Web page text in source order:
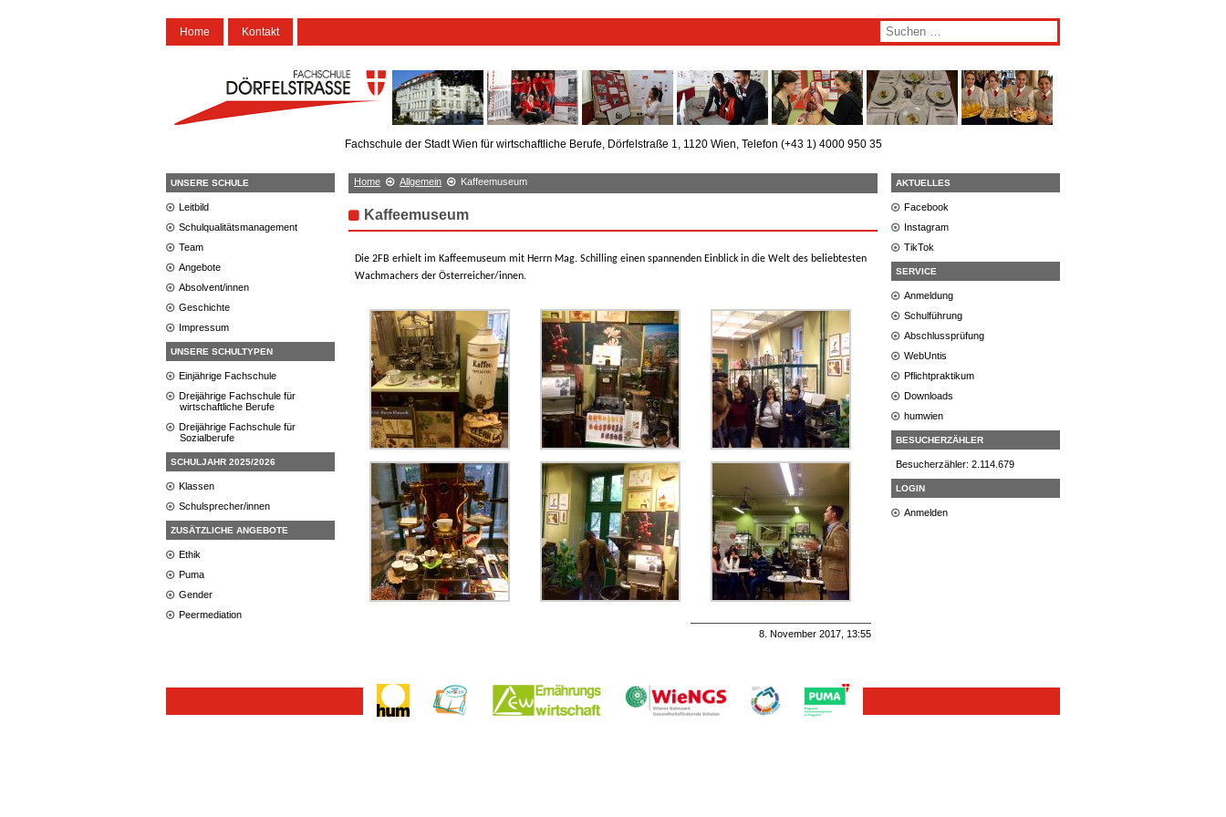
Home Kontakt
Fachschule der Stadt Wien für wirtschaftliche Berufe, Dörfelstraße 1, 1120 Wien, Telefon (+43 1) 4000 950 35
UNSERE SCHULE
Leitbild
Schulqualitätsmanagement
Team
Angebote
Absolvent/innen
Geschichte
Impressum
UNSERE SCHULTYPEN
Einjährige Fachschule
Dreijährige Fachschule für
wirtschaftliche Berufe
Dreijährige Fachschule für
Sozialberufe
SCHULJAHR 2025/2026
Klassen
Schulsprecher/innen
ZUSÄTZLICHE ANGEBOTE
Ethik
Puma
Gender
Peermediation
Home Allgemein Kaffeemuseum
Kaffeemuseum
Die 2FB erhielt im Kaffeemuseum mit Herrn Mag. Schilling einen spannenden Einblick in die Welt des beliebtesten
Wachmachers der Österreicher/innen.
8. November 2017, 13:55
AKTUELLES
Facebook
Instagram
TikTok
SERVICE
Anmeldung
Schulführung
Abschlussprüfung
WebUntis
Pflichtpraktikum
Downloads
humwien
BESUCHERZÄHLER
Besucherzähler: 2.114.679
LOGIN
Anmelden